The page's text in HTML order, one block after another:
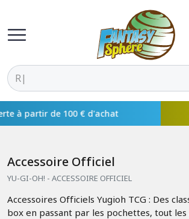
Paiement en 4x disponible avec
Accessoire Officiel
YU-GI-OH! - ACCESSOIRE OFFICIEL
Accessoires Officiels Yugioh TCG : Des
box en passant par les pochettes, tout les